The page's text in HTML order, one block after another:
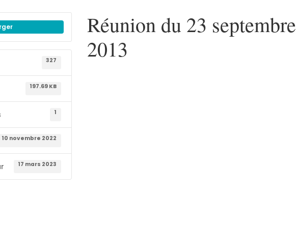
327
197.69 KB
1
10 novembre 2022
17 mars 2023
Réunion du 23 septembre
2013